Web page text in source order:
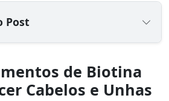
Post
de Biotina
Cabelos e Unhas